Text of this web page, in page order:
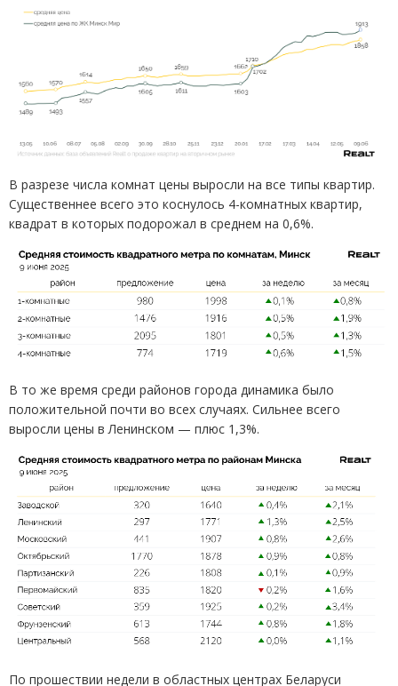
В разрезе числа комнат цены выросли на все типы квартир.
Существеннее всего это коснулось 4-комнатных квартир,
квадрат в которых подорожал в среднем на 0,6%.
В то же время среди районов города динамика было
положительной почти во всех случаях. Сильнее всего
выросли цены вЛенинском — плюс 1,3%.
По прошествии недели в областных центрах Беларуси